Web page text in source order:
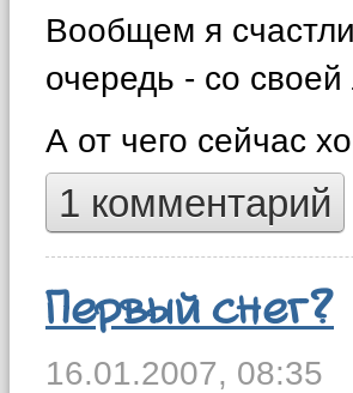
Вообщем я
очередь - со
А от чего сейчас
1 комментарий
Первый снег?
16.01.2007, 08:35